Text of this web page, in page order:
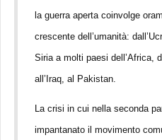
la guerra aperta coinvolge
crescente dell’umanità:
Siria a molti paesi dell’Africa,
all’Iraq, al Pakistan.
La crisi in cui nella seconda
impantanato il movimento